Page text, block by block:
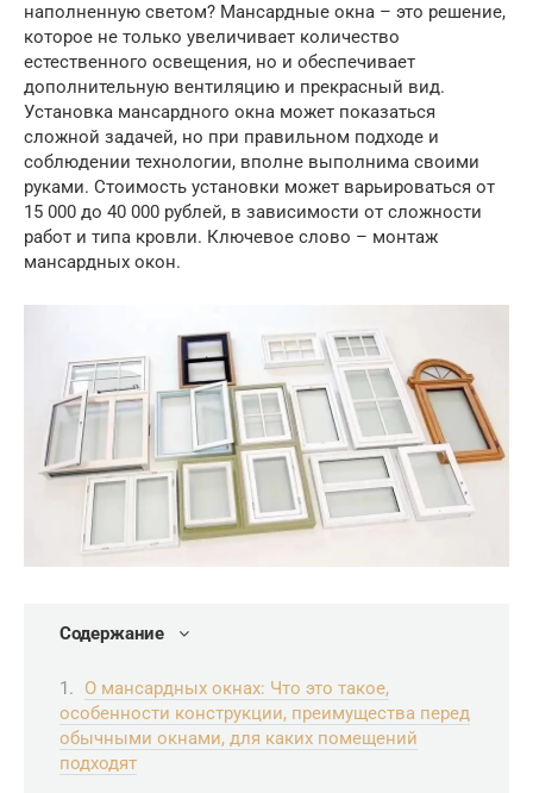
наполненную светом? Мансардные окна – это решение,
которое не только увеличивает количество
естественного освещения, но и обеспечивает
дополнительную вентиляцию и прекрасный вид.
Установка мансардного окна может показаться
сложной задачей, но при правильном подходе и
соблюдении технологии, вполне выполнима своими
руками. Стоимость установки может варьироваться от
15 000 до 40 000 рублей, в зависимости от сложности
работ и типа кровли. Ключевое слово – монтаж
мансардных окон.
Содержание
О мансардных окнах: Что это такое,
особенности конструкции, преимущества перед
обычными окнами, для каких помещений
подходят